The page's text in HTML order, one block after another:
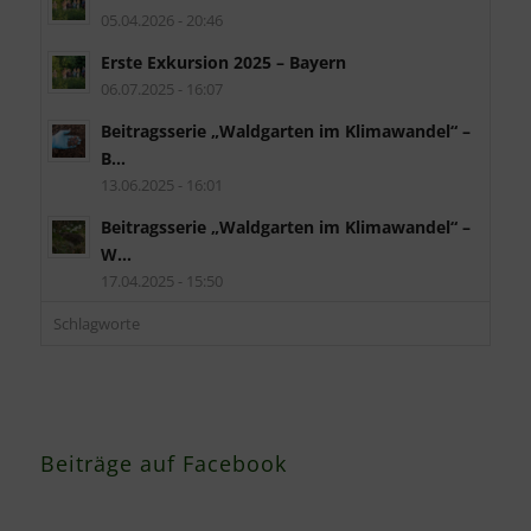
05.04.2026 - 20:46
Erste Exkursion 2025 – Bayern
06.07.2025 - 16:07
Beitragsserie „Waldgarten im Klimawandel“ –
B...
13.06.2025 - 16:01
Beitragsserie „Waldgarten im Klimawandel“ –
W...
17.04.2025 - 15:50
Schlagworte
Beiträge auf Facebook